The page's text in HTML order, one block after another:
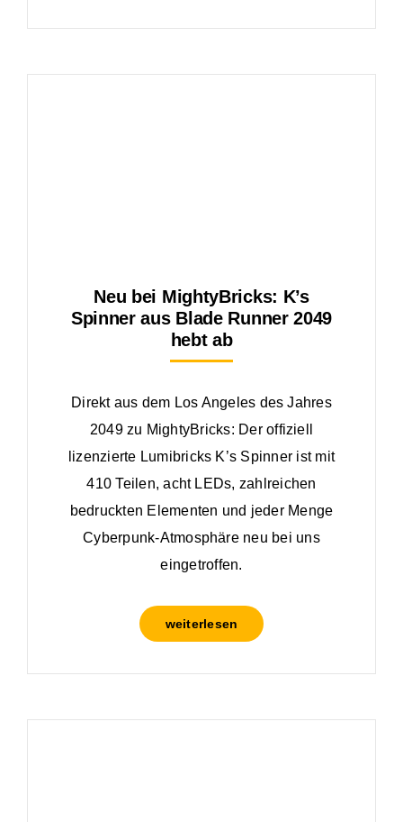
Neu bei MightyBricks: K’s
Spinner aus Blade Runner 2049
hebt ab
Direkt aus dem Los Angeles des Jahres
2049 zu MightyBricks: Der offiziell
lizenzierte Lumibricks K’s Spinner ist mit
410 Teilen, acht LEDs, zahlreichen
bedruckten Elementen und jeder Menge
Cyberpunk-Atmosphäre neu bei uns
eingetroffen.
weiterlesen